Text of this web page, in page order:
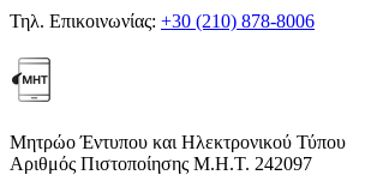
Τηλ. Επικοινωνίας: +30 (210) 878-8006
Μητρώο Έντυπου και Ηλεκτρονικού Τύπου
Αριθμός Πιστοποίησης Μ.Η.Τ. 242097